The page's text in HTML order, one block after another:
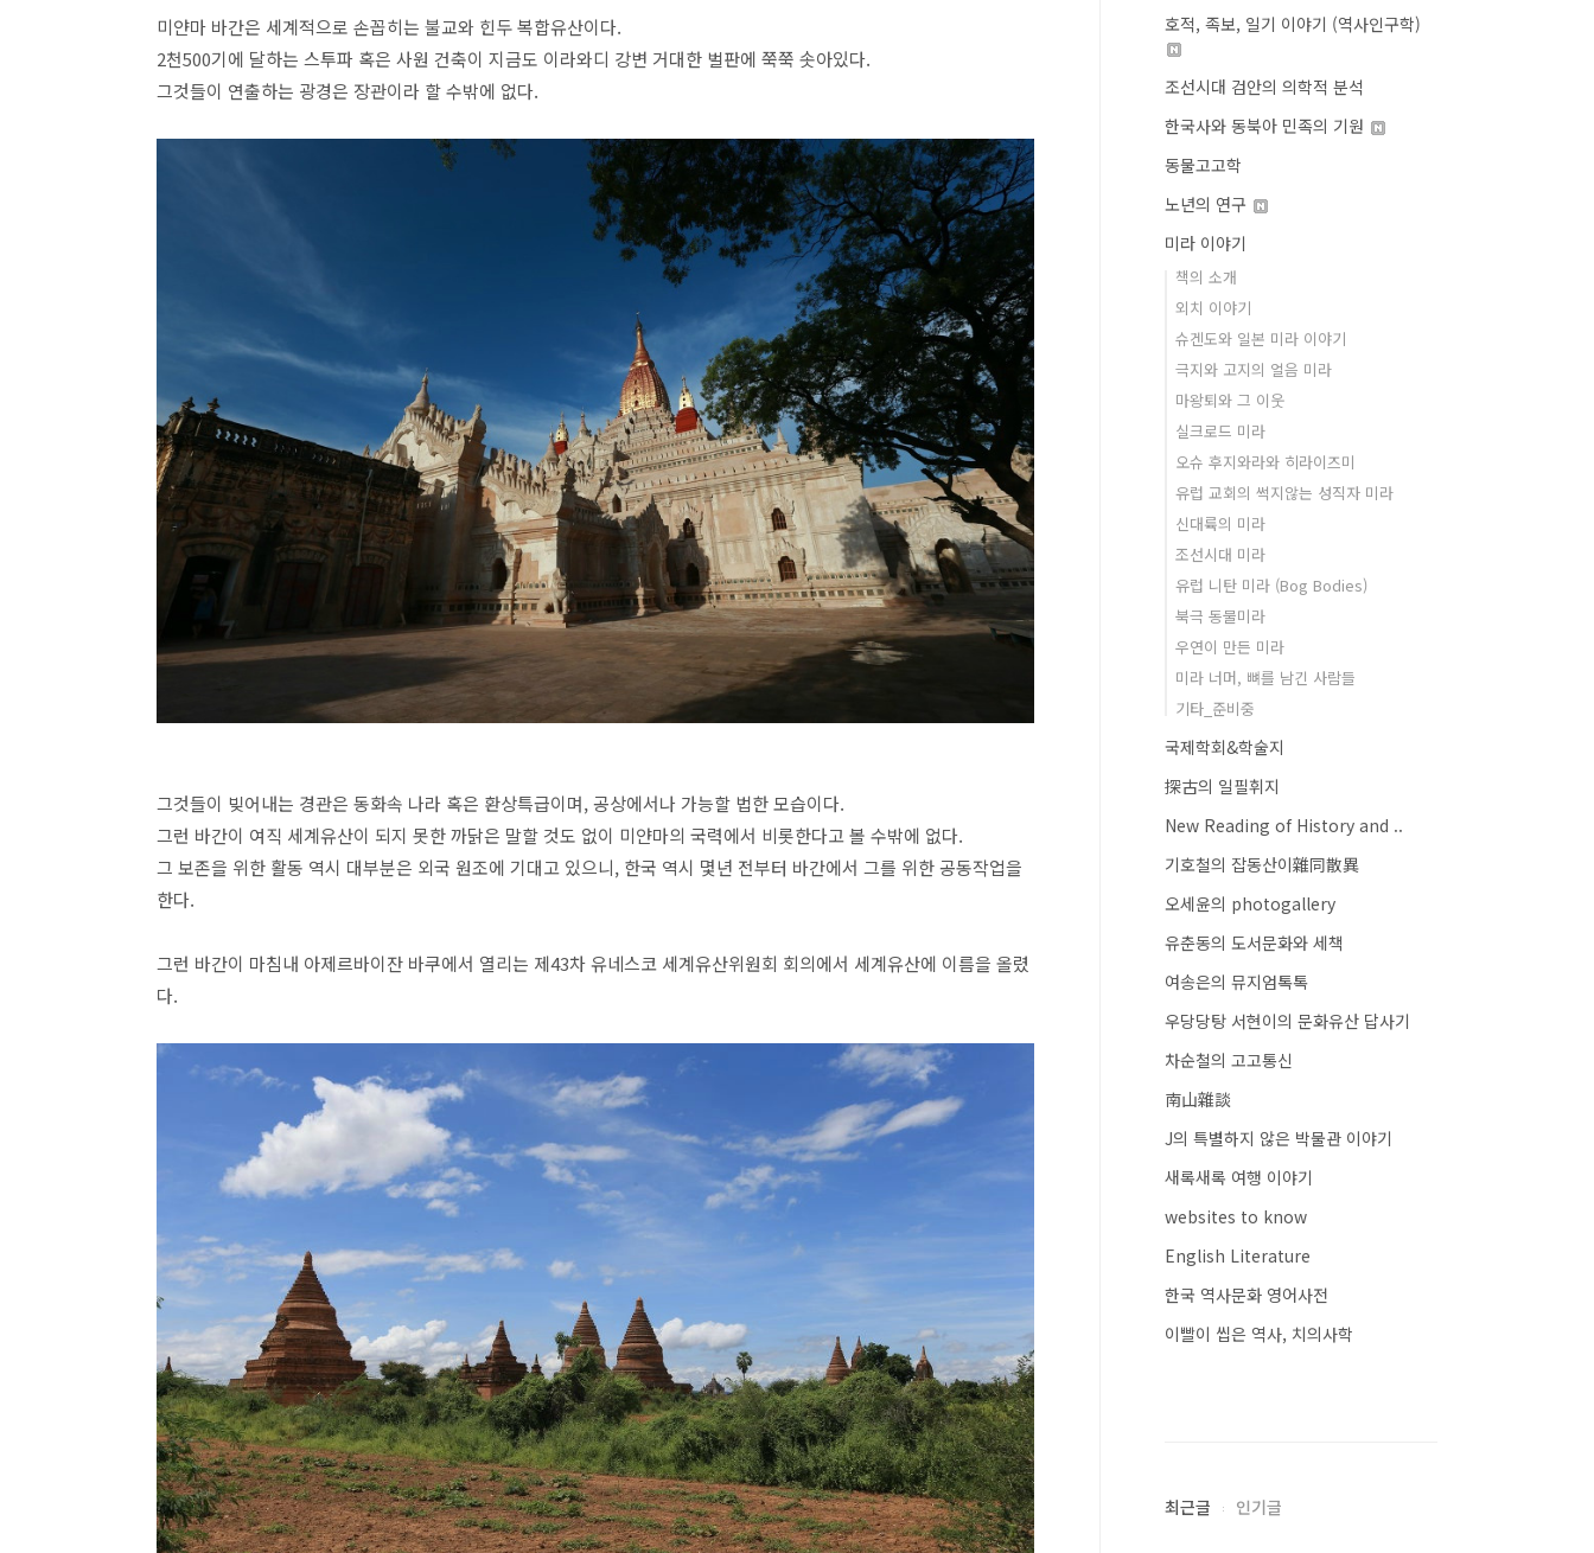
미얀마 바간은 세계적으로 손꼽히는 불교와 힌두 복합유산이다.
2천500기에 달하는 스투파 혹은 사원 건축이 지금도 이라와디 강변 거대한 벌판에 쭉쭉 솟아있다.
그것들이 연출하는 광경은 장관이라 할 수밖에 없다.
그것들이 빚어내는 경관은 동화속 나라 혹은 환상특급이며, 공상에서나 가능할 법한 모습이다.
그런 바간이 여직 세계유산이 되지 못한 까닭은 말할 것도 없이 미얀마의 국력에서 비롯한다고 볼 수밖에 없다.
그 보존을 위한 활동 역시 대부분은 외국 원조에 기대고 있으니, 한국 역시 몇년 전부터 바간에서 그를 위한 공동작업을
한다.
그런 바간이 마침내 아제르바이잔 바쿠에서 열리는 제43차 유네스코 세계유산위원회 회의에서 세계유산에 이름을 올렸
다.
호적, 족보, 일기 이야기 (역사인구학)
조선시대 검안의 의학적 분석
한국사와 동북아 민족의 기원
동물고고학
노년의 연구
미라 이야기
책의 소개
외치 이야기
슈겐도와 일본 미라 이야기
극지와 고지의 얼음 미라
마왕퇴와 그 이웃
실크로드 미라
오슈 후지와라와 히라이즈미
유럽 교회의 썩지않는 성직자 미라
신대륙의 미라
조선시대 미라
유럽 니탄 미라 (Bog Bodies)
북극 동물미라
우연이 만든 미라
미라 너머, 뼈를 남긴 사람들
기타_준비중
국제학회&학술지
探古의 일필휘지
New Reading of History and ..
기호철의 잡동산이雜同散異
오세윤의 photogallery
유춘동의 도서문화와 세책
여송은의 뮤지엄톡톡
우당당탕 서현이의 문화유산 답사기
차순철의 고고통신
南山雜談
J의 특별하지 않은 박물관 이야기
새록새록 여행 이야기
websites to know
English Literature
한국 역사문화 영어사전
이빨이 씹은 역사, 치의사학
최근글 인기글